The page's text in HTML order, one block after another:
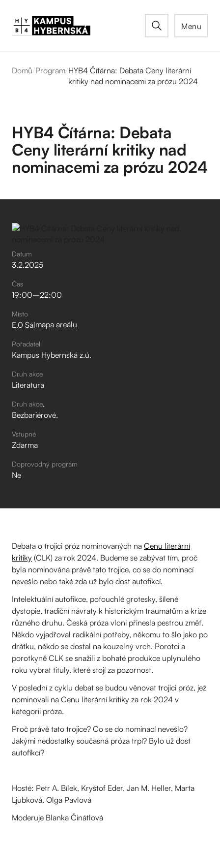
Menu
Domů/Program/HYB4 Čítárna: Debata Ceny literární
kritiky nad nominacemi za prózu 2024
HYB4 Čítárna: Debata
Ceny literární kritiky nad
nominacemi za prózu 2024
Datum
3.2.2025
Čas
19:00–⁠22:00
Místo
E.0 Sálmapa areálu
Pořadatel
Kampus Hybernská z.ú.
Druh akce
Literatura
Druh akce
Bezbariérové
Vstupné
Zdarma
Doprovodný program
Ne
Debata o trojici próz nominovaných na Cenu literární
kritiky (CLK) za rok 2024. Budeme se zabývat tím, proč
byla nominována právě tato trojice, co se do nominací
nevešlo nebo také zda už bylo dost autofikcí.
Intelektuální autofikce, poťouchlé grotesky, šílené
dystopie, tradiční návraty k historickým traumatům a krize
různého druhu. Česká próza vloni přinesla pestrou změť.
Někdo vyjadřoval radikální potřeby, někomu to šlo jako po
drátku, někdo se dostal na kouzelný vrch. Porotci a
porotkyně CLK se snažili z bohaté produkce uplynulého
roku vybrat tituly, které stojí za pozornost.
V poslední z cyklu debat se budou věnovat trojici próz, jež
nominovali na Cenu literární kritiky za rok 2024 v
kategorii próza.
Proč právě tato trojice? Co se do nominací nevešlo?
Jakými nedostatky současná próza trpí? Bylo už dost
autofikcí?
Hosté: Petr A. Bílek, Kryštof Eder, Jan M. Heller, Marta
Ljubková, Olga Pavlová
Moderuje Blanka Činátlová